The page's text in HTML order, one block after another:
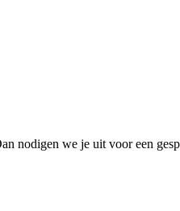
nodigen we je uit voor een